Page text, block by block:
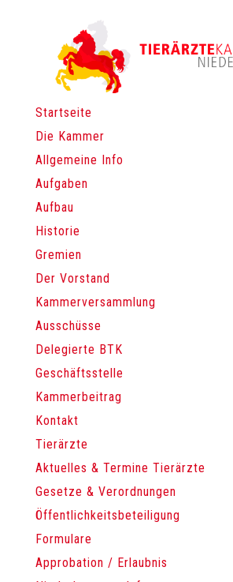
Startseite
Die Kammer
Allgemeine Info
Aufgaben
Aufbau
Historie
Gremien
Der Vorstand
Kammerversammlung
Ausschüsse
Delegierte BTK
Geschäftsstelle
Kammerbeitrag
Kontakt
Tierärzte
Aktuelles & Termine Tierärzte
Gesetze & Verordnungen
Öffentlichkeitsbeteiligung
Formulare
Approbation / Erlaubnis